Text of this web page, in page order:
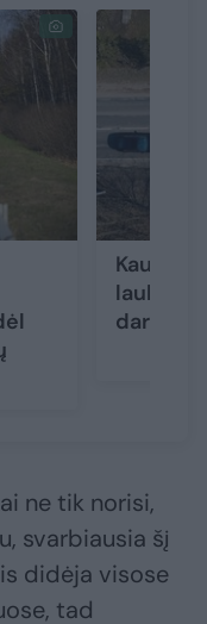
darbus:
ne tik norisi,
svarbiausia šį
didėja visose
tad